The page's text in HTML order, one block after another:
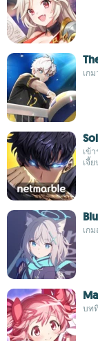
เก
เข้
เจี้
เก
บท